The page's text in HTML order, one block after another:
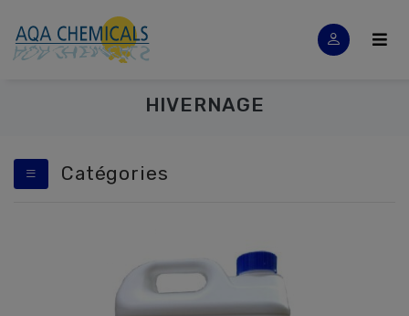
HIVERNAGE
Catégories